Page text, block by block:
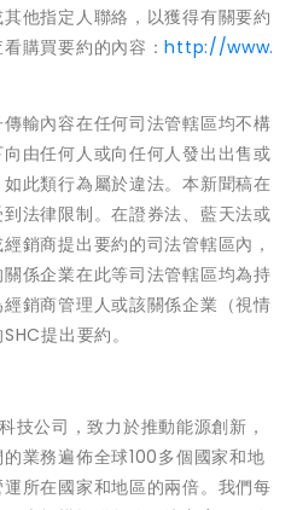
他指定人聯絡，以獲得有關要約
購買要約的內容：http://www.
輸內容在任何司法管轄區均不構
由任何人或向任何人發出出售或
此類行為屬於違法。本新聞稿在
法律限制。在證券法、藍天法或
銷商提出要約的司法管轄區內，
係企業在此等司法管轄區均為持
銷商管理人或該關係企業（視情
提出要約。
技公司，致力於推動能源創新，
業務遍佈全球100多個國家和地
所在國家和地區的兩倍。我們每